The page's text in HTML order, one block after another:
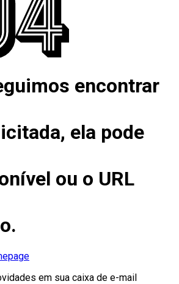
encontrar
ela pode
ou o URL
em sua caixa de e-mail